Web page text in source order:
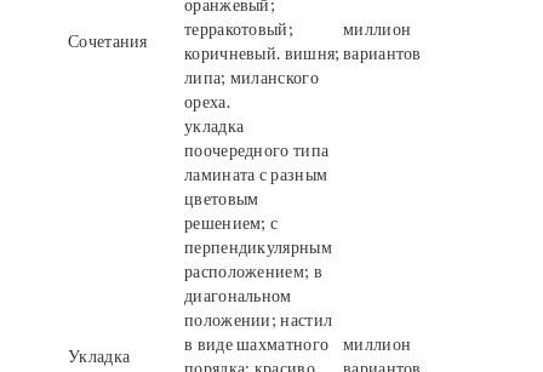
Сочетания
оранжевый;
терракотовый;
коричневый. вишня;
липа; миланского
ореха.
миллион
вариантов
Укладка
укладка
поочередного типа
ламината с разным
цветовым
решением; с
перпендикулярным
расположением; в
диагональном
положении; настил
в виде шахматного
порядка; красиво
миллион
вариантов